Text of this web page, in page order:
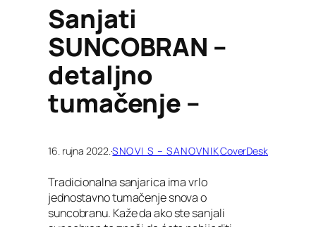
Sanjati
SUNCOBRAN –
detaljno
tumačenje –
16. rujna 2022. ·SNOVI S – SANOVNIKCoverDesk
Tradicionalna sanjarica ima vrlo
jednostavno tumačenje snova o
suncobranu. Kaže da ako ste sanjali